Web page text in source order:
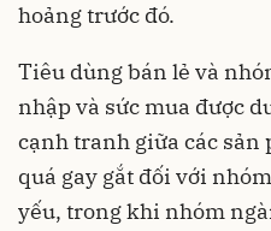
hoảng trước đó.
Tiêu dùng bán lẻ và
nhập và sức mua được
cạnh tranh giữa các sản
quá gay gắt đối với
yếu, trong khi nhóm